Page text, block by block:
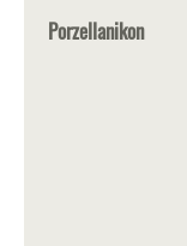
Porzellanikon